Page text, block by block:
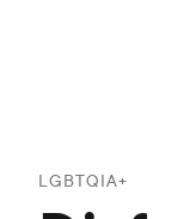
LGBTQIA+